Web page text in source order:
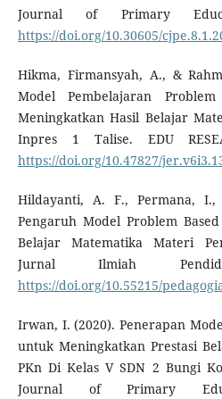
Journal of Primary
https://doi.org/10.30605/
Hikma, Firmansyah, A., &
Model Pembelajaran
Meningkatkan Hasil Belajar
Inpres 1 Talise. EDU
https://doi.org/10.47827/
Hildayanti, A. F., Permana, I.,
Pengaruh Model Problem
Belajar Matematika Materi
Jurnal Ilmiah
https://doi.org/10.55215/
Irwan, I. (2020). Penerapan
untuk Meningkatkan Prestasi
PKn Di Kelas V SDN 2 Bungi
Journal of Primary